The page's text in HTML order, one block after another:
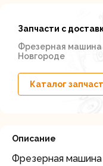
Запчасти с
Фрезерная
Новгороде
Каталог
Описание
Фрезерная